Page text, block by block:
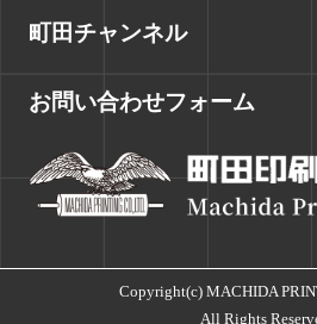
町田チャンネル
お問い合わせフォーム
Copyright(c) MACHIDA
All Rights